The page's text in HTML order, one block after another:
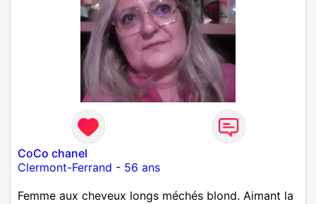
CoCo chanel
Clermont-Ferrand - 56 ans
Femme aux cheveux longs méchés blond. Aimant la